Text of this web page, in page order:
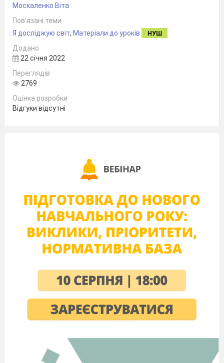
Москаленко Віта
Пов’язані теми
Я досліджую світ, Матеріали до уроків НУШ
Додано
22 січня 2022
Переглядів
2769
Оцінка розробки
Відгуки відсутні